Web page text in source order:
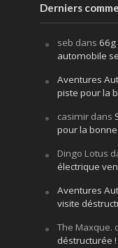
Derniers
seb dans 66g
automobile
Aventures
piste pour la
casimirdans
pour la
Dingo Lotus
électrique
Aventures
visite
The Maxque.
déstructurée !